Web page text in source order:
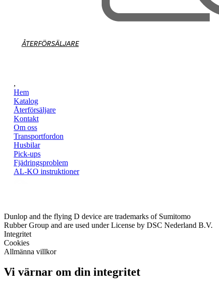
ÅTERFÖRSÄLJARE
,
Hem
Katalog
Återförsäljare
Kontakt
Om oss
Transportfordon
Husbilar
Pick-ups
Fjädringsproblem
AL-KO instruktioner
Dunlop and the flying D device are trademarks of Sumitomo
Rubber Group and are used under License by DSC Nederland B.V.
Integritet
Cookies
Allmänna villkor
Vi värnar om din integritet